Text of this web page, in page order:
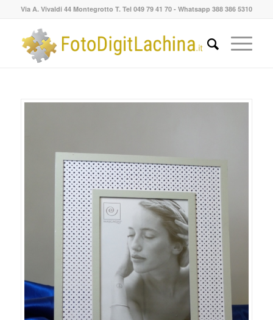
Via A. Vivaldi 44 Montegrotto T. Tel 049 79 41 70 - Whatsapp 388 386 5310